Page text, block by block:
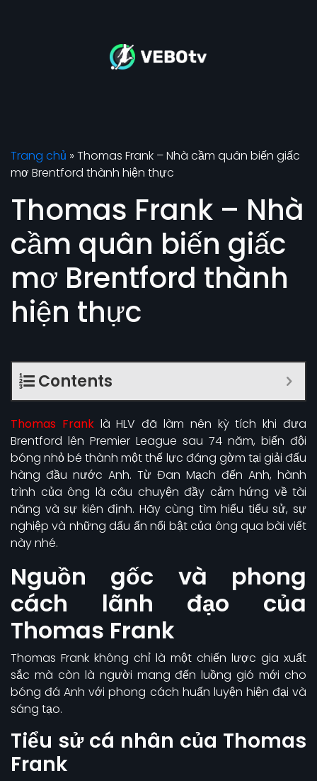
Trang chủ » Thomas Frank – Nhà cầm quân biến giấc
mơ Brentford thành hiện thực
Thomas Frank – Nhà
cầm quân biến giấc
mơ Brentford thành
hiện thực
Contents
Thomas Franklà HLV đã làm nên kỳ tích khi đưa
Brentford lên Premier League sau 74 năm, biến đội
bóng nhỏ bé thành một thế lực đáng gờm tại giải đấu
hàng đầu nước Anh. Từ Đan Mạch đến Anh, hành
trình của ông là câu chuyện đầy cảm hứng về tài
năng và sự kiên định. Hãy cùng tìm hiểu tiểu sử, sự
nghiệp và những dấu ấn nổi bật của ông qua bài viết
này nhé.
Nguồn gốc và phong
cách lãnh đạo của
Thomas Frank
Thomas Frank không chỉ là một chiến lược gia xuất
sắc mà còn là người mang đến luồng gió mới cho
bóng đá Anh với phong cách huấn luyện hiện đại và
sáng tạo.
Tiểu sử cá nhân của Thomas
Frank